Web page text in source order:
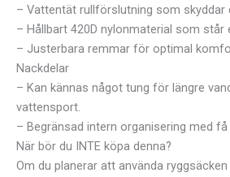
– Vattentät rullförslutning som skyddar
– Hållbart 420D nylonmaterial som står
– Justerbara remmar för optimal
Nackdelar
– Kan kännas något tung för längre
vattensport.
– Begränsad intern organisering med
När bör du INTE köpa denna?
Om du planerar att använda